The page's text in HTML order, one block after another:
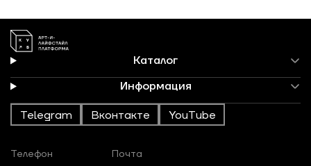
Каталог
Информация
Telegram Вконтакте YouTube
Телефон Почта